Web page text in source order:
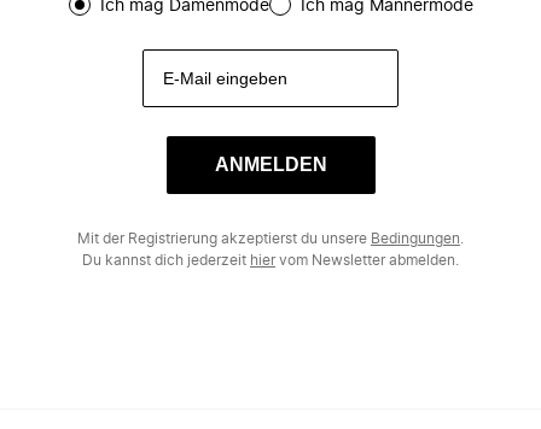
Ich mag Damenmode Ich mag Männermode
ANMELDEN
Mit der Registrierung akzeptierst du unsere Bedingungen
Du kannst dich jederzeit hiervom Newsletter abmelden.